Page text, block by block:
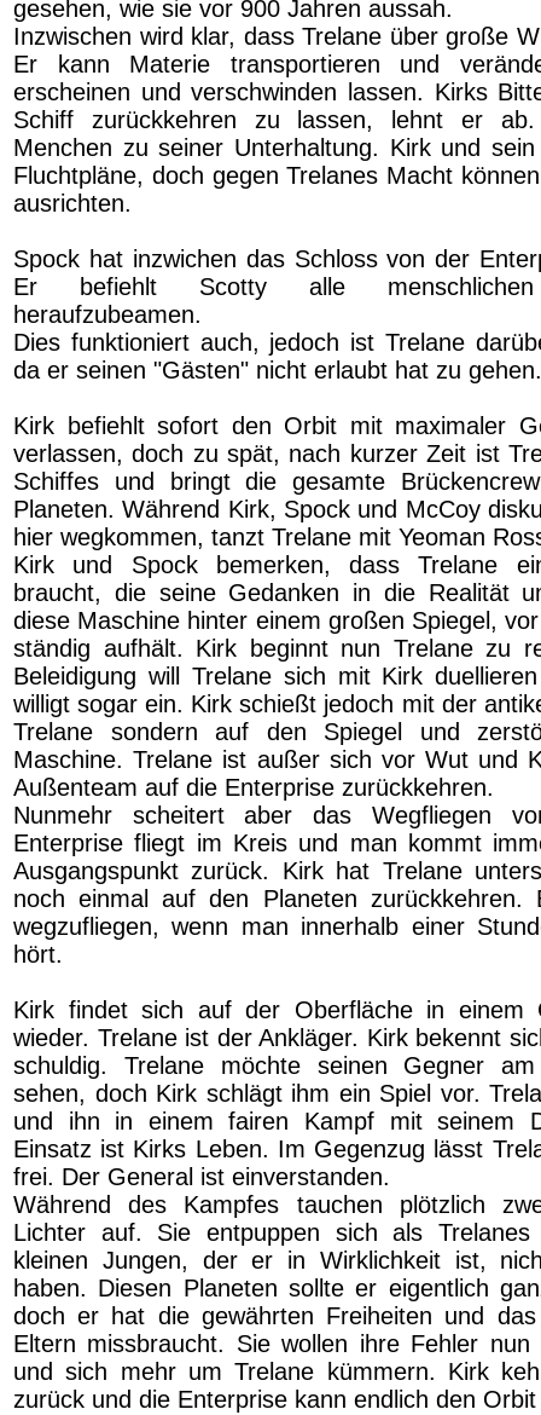
gesehen, wie sie vor 900 Jahren aussah.
Inzwischen wird klar, dass Trelane über große
Er kann Materie transportieren und
erscheinen und verschwinden lassen. Kirks
Schiff zurückkehren zu lassen, lehnt er
Menchen zu seiner Unterhaltung. Kirk und
Fluchtpläne, doch gegen Trelanes Macht
ausrichten.
Spock hat inzwichen das Schloss von der
Er befiehlt Scotty alle menschlichen
heraufzubeamen.
Dies funktioniert auch, jedoch ist Trelane
da er seinen "Gästen" nicht erlaubt hat zu gehen.
Kirk befiehlt sofort den Orbit mit maximaler
verlassen, doch zu spät, nach kurzer Zeit ist
Schiffes und bringt die gesamte
Planeten. Während Kirk, Spock und McCoy
hier wegkommen, tanzt Trelane mit Yeoman
Kirk und Spock bemerken, dass Trelane
braucht, die seine Gedanken in die Realität
diese Maschine hinter einem großen Spiegel,
ständig aufhält. Kirk beginnt nun Trelane zu
Beleidigung will Trelane sich mit Kirk
willigt sogar ein. Kirk schießt jedoch mit der
Trelane sondern auf den Spiegel und
Maschine. Trelane ist außer sich vor Wut und
Außenteam auf die Enterprise zurückkehren.
Nunmehr scheitert aber das Wegfliegen
Enterprise fliegt im Kreis und man kommt
Ausgangspunkt zurück. Kirk hat Trelane
noch einmal auf den Planeten zurückkehren.
wegzufliegen, wenn man innerhalb einer
hört.
Kirk findet sich auf der Oberfläche in einem
wieder. Trelane ist der Ankläger. Kirk bekennt
schuldig. Trelane möchte seinen Gegner
sehen, doch Kirk schlägt ihm ein Spiel vor.
und ihn in einem fairen Kampf mit seinem
Einsatz ist Kirks Leben. Im Gegenzug lässt
frei. Der General ist einverstanden.
Während des Kampfes tauchen plötzlich
Lichter auf. Sie entpuppen sich als
kleinen Jungen, der er in Wirklichkeit ist,
haben. Diesen Planeten sollte er eigentlich
doch er hat die gewährten Freiheiten und
Eltern missbraucht. Sie wollen ihre Fehler nun
und sich mehr um Trelane kümmern. Kirk
zurück und die Enterprise kann endlich den